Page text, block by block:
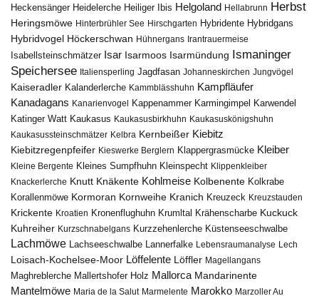
Heckensänger Heidelerche Heiliger Ibis Helgoland Hellabrunn Herbst
Heringsmöwe Hinterbrühler See Hirschgarten Hybridente Hybridgans
Hybridvogel Höckerschwan Hühnergans Irantrauermeise
Isabellsteinschmätzer Isar Isarmoos Isarmündung Ismaninger
Speichersee Italiensperling Jagdfasan Johanneskirchen Jungvögel
Kaiseradler Kalanderlerche Kammblässhuhn Kampfläufer
Kanadagans Kanarienvogel Kappenammer Karmingimpel Karwendel
Katinger Watt Kaukasus Kaukasusbirkhuhn Kaukasuskönigshuhn
Kaukasussteinschmätzer Kelbra Kernbeißer Kiebitz
Kiebitzregenpfeifer Kieswerke Berglern Klappergrasmücke Kleiber
Kleine Bergente Kleines Sumpfhuhn Kleinspecht Klippenkleiber
Knackerlerche Knutt Knäkente Kohlmeise Kolbenente Kolkrabe
Korallenmöwe Kormoran Kornweihe Kranich Kreuzeck Kreuzstauden
Krickente Kroatien Kronenflughuhn Krumltal Krähenscharbe Kuckuck
Kuhreiher Kurzschnabelgans Kurzzehenlerche Küstenseeschwalbe
Lachmöwe Lachseeschwalbe Lannerfalke Lebensraumanalyse Lech
Loisach-Kochelsee-Moor Löffelente Löffler Magellangans
Maghreblerche Mallertshofer Holz Mallorca Mandarinente
Mantelmöwe Maria de la Salut Marmelente Marokko Marzoller Au